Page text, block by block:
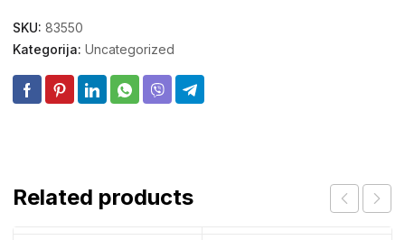
SKU: 83550
Kategorija: Uncategorized
Related products